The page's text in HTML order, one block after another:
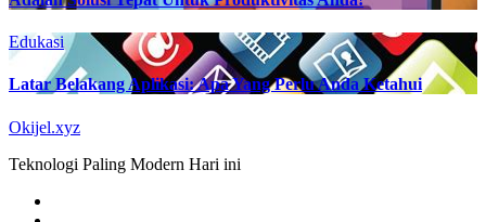
Edukasi
Latar Belakang Aplikasi: Apa Yang Perlu Anda Ketahui
Okijel.xyz
Teknologi Paling Modern Hari ini